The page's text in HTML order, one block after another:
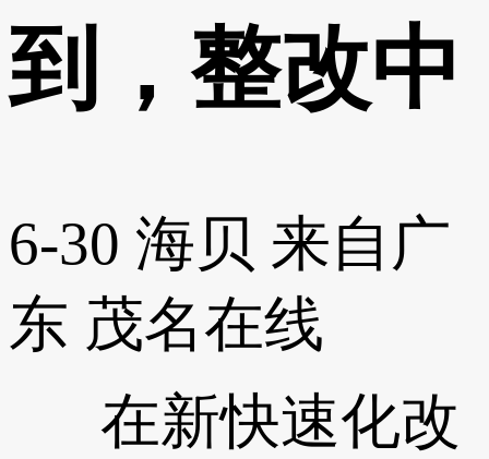
到，整改中
6-30 海贝 来自广
东 茂名在线
在新快速化改